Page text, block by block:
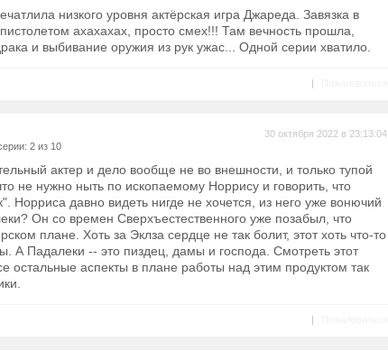
низкого уровня актёрская игра Джареда. Завязка в
ахахахах, просто смех!!! Там вечность прошла,
и выбивание оружия из рук ужас... Одной серии хватило.
|
2 из 10
30 октября 2022 в 23:13:04
актер и дело вообще не во внешности, и только тупой
не нужно ныть по ископаемому Норрису и говорить, что
Норриса давно видеть нигде не хочется, из него уже вонючий
Он со времен Сверхъестественного уже позабыл, что
плане. Хоть за Эклза сердце не так болит, этот хоть что-то
А Падалеки -- это пиздец, дамы и господа. Смотреть этот
остальные аспекты в плане работы над этим продуктом так
|